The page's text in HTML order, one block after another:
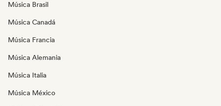
Música Brasil
Música Canadá
Música Francia
Música Alemania
Música Italia
Música México